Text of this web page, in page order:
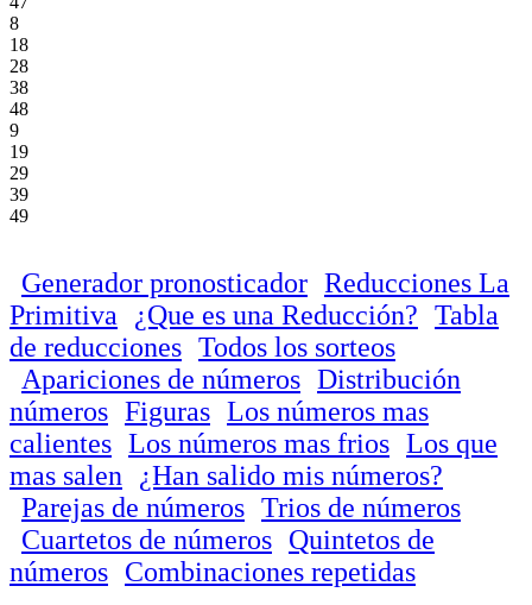
8
18
28
38
48
9
19
29
39
49
Generador pronosticador Reducciones La
Primitiva
¿Que es una Reducción? Tabla
de reducciones Todos los sorteos
Apariciones de números Distribución
números Figuras Los números mas
calientes Los números mas frios Los que
mas salen
¿Han salido mis números?
Parejas de números Trios de números
Cuartetos de números Quintetos de
números Combinaciones repetidas